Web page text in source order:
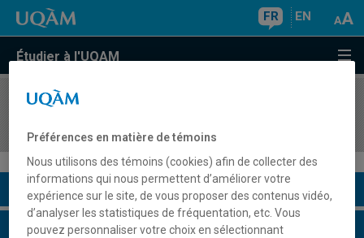
FR EN
Étudier à l'UQAM
COURS//
Description du cours
Horaire - Été 2026
Préférences en matière de témoins
Nous utilisons des témoins (cookies) afin de collecter des
informations qui nous permettent d’améliorer votre
expérience sur le site, de vous proposer des contenus vidéo,
d’analyser les statistiques de fréquentation, etc. Vous
pouvez personnaliser votre choix en sélectionnant